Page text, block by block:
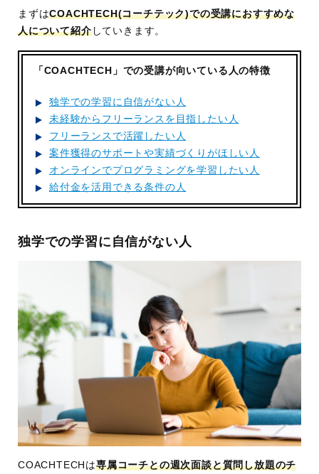
まずはCOACHTECH(コーチテック)での受講におすすめな
人について紹介していきます。
「COACHTECH」での受講が向いている人の特徴
独学での学習に自信がない人
未経験からフリーランスを目指したい人
フリーランスで活躍したい人
案件獲得のサポートや実績づくりがほしい人
オンラインでプログラミングを学習したい人
給付金を活用できる条件の人
独学での学習に自信がない人
COACHTECHは専属コーチとの週次面談と質問し放題のチ